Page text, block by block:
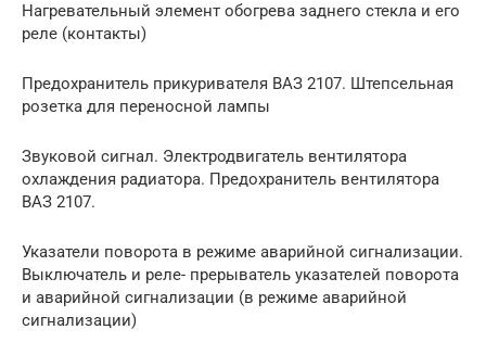
Нагревательный элемент обогрева заднего стекла и его
реле (контакты)
Предохранитель прикуривателя ВАЗ 2107. Штепсельная
розетка для переносной лампы
Звуковой сигнал. Электродвигатель вентилятора
охлаждения радиатора. Предохранитель вентилятора
ВАЗ 2107.
Указатели поворота в режиме аварийной сигнализации.
Выключатель и реле- прерыватель указателей поворота
и аварийной сигнализации (в режиме аварийной
сигнализации)